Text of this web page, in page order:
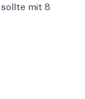
sollte mit 8